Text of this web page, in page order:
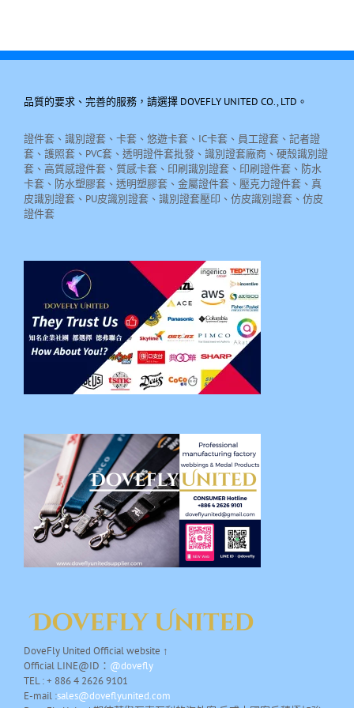
品質的要求、完善的服務，請選擇 DOVEFLY UNITED CO., LTD。
證件套、識別證套、卡套、悠遊卡套、IC卡套、員工證套、記者證
套、護照套、PVC套、透明證件套批發、識別證套廠商、硬殼識別證
套、高質感證件套、質感卡套、印刷識別證套、印刷證件套、防水
卡套、防水塑膠套、透明塑膠套、金屬證件套、壓克力證件套、真
皮識別證套、PU皮識別證套、識別證套壓印、仿皮識別證套、仿皮
證件套
DoveFly United Official website ↑
Official LINE@ID： @dovefly
TEL : + 886 4 2626 9101
E-mail :sales@doveflyunited.com